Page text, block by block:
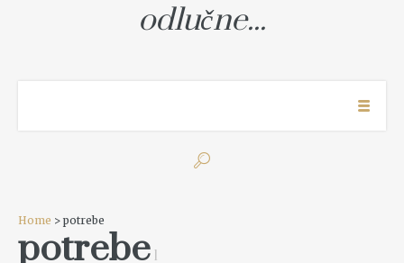
odlučne...
Home > potrebe
potrebe 1